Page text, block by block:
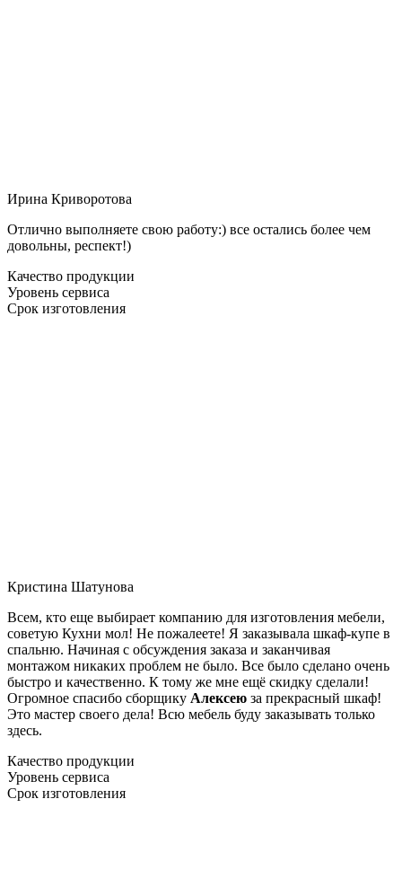
Ирина Криворотова
Отлично выполняете свою работу:) все остались более чем
довольны, респект!)
Качество продукции
Уровень сервиса
Срок изготовления
Кристина Шатунова
Всем, кто еще выбирает компанию для изготовления мебели,
советую Кухни мол! Не пожалеете! Я заказывала шкаф-купе в
спальню. Начиная с обсуждения заказа и заканчивая
монтажом никаких проблем не было. Все было сделано очень
быстро и качественно. К тому же мне ещё скидку сделали!
Огромное спасибо сборщику Алексею за прекрасный шкаф!
Это мастер своего дела! Всю мебель буду заказывать только
здесь.
Качество продукции
Уровень сервиса
Срок изготовления